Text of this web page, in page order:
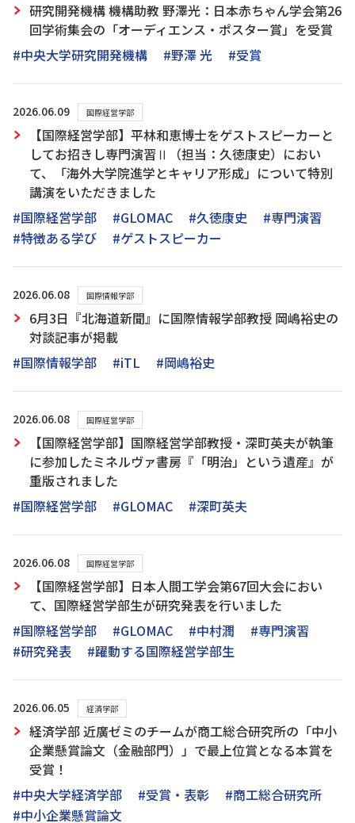
研究開発機構 機構助教 野澤光：日本赤ちゃん学会第26
回学術集会の「オーディエンス・ポスター賞」を受賞
#中央大学研究開発機構
#野澤 光 #受賞
2026.06.09 国際経営学部
【国際経営学部】平林和恵博士をゲストスピーカーと
してお招きし専門演習Ⅱ（担当：久徳康史）におい
て、「海外大学院進学とキャリア形成」について特別
講演をいただきました
#国際経営学部
#GLOMAC #久徳康史
#専門演習
#特徴ある学び
#ゲストスピーカー
2026.06.08 国際情報学部
6月3日『北海道新聞』に国際情報学部教授 岡嶋裕史の
対談記事が掲載
#国際情報学部
#iTL #岡嶋裕史
2026.06.08 国際経営学部
【国際経営学部】国際経営学部教授・深町英夫が執筆
に参加したミネルヴァ書房『「明治」という遺産』が
重版されました
#国際経営学部
#GLOMAC #深町英夫
2026.06.08 国際経営学部
【国際経営学部】日本人間工学会第67回大会におい
て、国際経営学部生が研究発表を行いました
#国際経営学部
#GLOMAC #中村潤
#専門演習
#研究発表
#躍動する国際経営学部生
2026.06.05 経済学部
経済学部 近廣ゼミのチームが商工総合研究所の「中小
企業懸賞論文（金融部門）」で最上位賞となる本賞を
受賞！
#中央大学経済学部
#受賞・表彰
#商工総合研究所
#中小企業懸賞論文